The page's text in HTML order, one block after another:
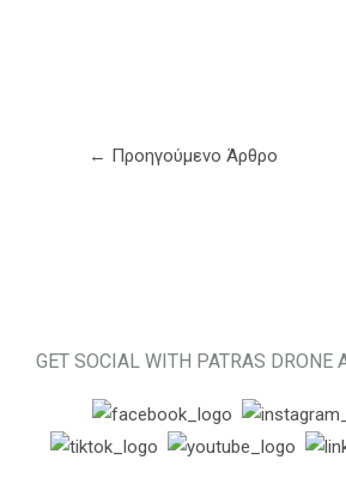
← Προηγούμενο Άρθρο
GET SOCIAL WITH PATRAS DRONE